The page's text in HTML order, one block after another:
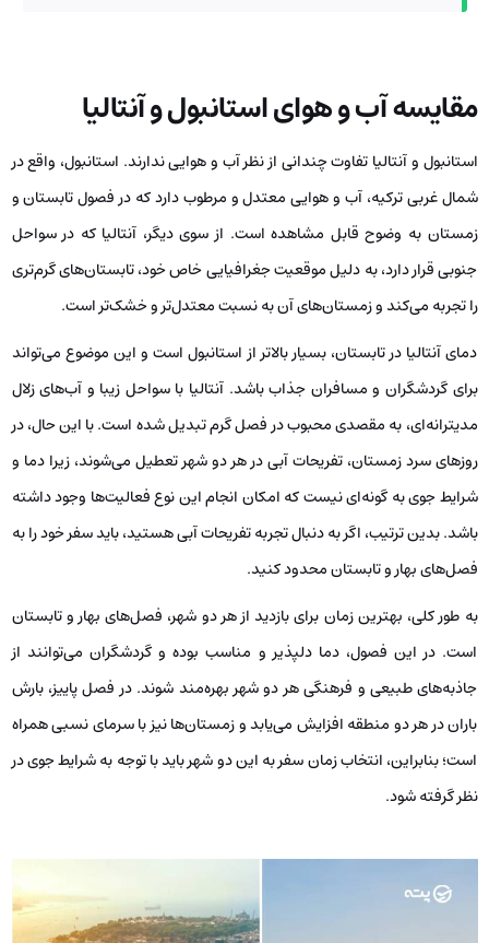
مقایسه آب و هوای استانبول و آنتالیا
استانبول و آنتالیا تفاوت چندانی از نظر آب و هوایی ندارند. استانبول، واقع در
شمال غربی ترکیه، آب و هوایی معتدل و مرطوب دارد که در فصول تابستان و
زمستان به وضوح قابل مشاهده است. از سوی دیگر، آنتالیا که در سواحل
جنوبی قرار دارد، به دلیل موقعیت جغرافیایی خاص خود، تابستان‌های گرم‌تری
را تجربه می‌کند و زمستان‌های آن به نسبت معتدل‌تر و خشک‌تر است.
دمای آنتالیا در تابستان، بسیار بالاتر از استانبول است و این موضوع می‌تواند
برای گردشگران و مسافران جذاب باشد. آنتالیا با سواحل زیبا و آب‌های زلال
مدیترانه‌ای، به مقصدی محبوب در فصل گرم تبدیل شده است. با این حال، در
روزهای سرد زمستان، تفریحات آبی در هر دو شهر تعطیل می‌شوند، زیرا دما و
شرایط جوی به گونه‌ای نیست که امکان انجام این نوع فعالیت‌ها وجود داشته
باشد. بدین ترتیب، اگر به دنبال تجربه تفریحات آبی هستید، باید سفر خود را به
فصل‌های بهار و تابستان محدود کنید.
به طور کلی، بهترین زمان برای بازدید از هر دو شهر، فصل‌های بهار و تابستان
است. در این فصول، دما دلپذیر و مناسب بوده و گردشگران می‌توانند از
جاذبه‌های طبیعی و فرهنگی هر دو شهر بهره‌مند شوند. در فصل پاییز، بارش
باران در هر دو منطقه افزایش می‌یابد و زمستان‌ها نیز با سرمای نسبی همراه
است؛ بنابراین، انتخاب زمان سفر به این دو شهر باید با توجه به شرایط جوی در
نظر گرفته شود.